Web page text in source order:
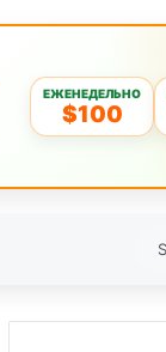
ЕЖЕНЕДЕЛЬНО
$100